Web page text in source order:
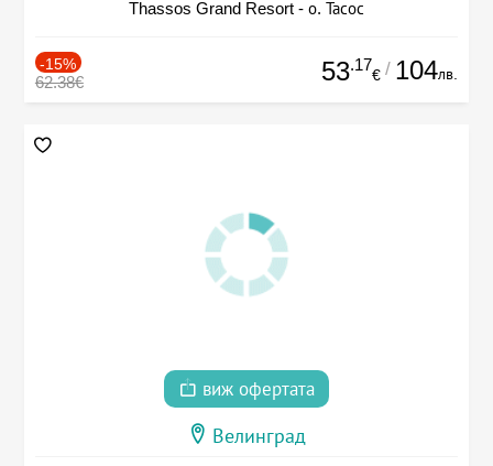
Thassos Grand Resort - о. Тасос
-15%
62.38€ 53.17
€ / 104лв.
виж офертата
Велинград